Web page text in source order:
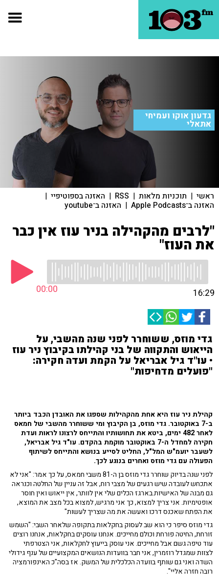
גדעון אוקו ועמיחי
אתאלי
ראשי | תוכניות מלאות |
RSS
| האזנה בספוטיפיי |
האזנה ב־Apple Podcasts | האזנה ב־youtube
"לרבים מהקהילה בניר עוז אין כבר
את העוז"
00:00 16:29
גדי מוזס, ששוחרר לפני שנה מהשבי, על
הייאוש והתקווה של בני קהילתו בקיבוץ ניר עוז
• עו"ד גיל אבריאל על הקמת ועדה חקירה:
"פועלים מדחיפות"
קהילת ניר עוז היא אחת מהקהילות שספגו את האובדן הכבד ביותר
ב-7 באוקטובר. גדי מוזס, בן הקיבוץ ומי ששוחרר מהשבי של חמאס
לאחר 482 ימים, ביטא את תחושותיו והתייחס לרצונו לראות ועדת
חקירה למחדל ה-7 באוקטובר מוקמת בהקדם. עו"ד גיל אבריאל,
לשעבר יועמ"ש המל"ל, החליט לסייע בנושא והתייחס לשיתוף
הפעולה עם גדי מוזס ואחרים בנוגע לכך.
לפני שנה בדיוק שוחרר גדי מוזס בן ה-81 משבי חמאס, על כך אמר: "אני לא
אתכחש לעובדה שיש רגעים של מצבי רוח, אבל זה עניין של החלטה וכנראה
גם מבנה של האישיות.בארגז הכלים שלי אין לוותר, אין ייאוש ואין חוסר
אופטימיות. אני צריך למצוא, כך אני מרגיש, למצוא בכל מצב את המוצא,
את הפתח שאכנס דרכו ואעשה את מה שצריך לעשות"
גדי מוזס סיפר כי הוא שב לעסוק בחקלאות בתקופה שלאחר השבי: "השמש
זורחת, החיטה פורחת וכולם מחייכים. אנחנו עוסקים בחקלאות, אנחנו רוצים
עוד טיפה גשם אבל מחייכים. אני עוסק בייעוץ לחקלאות, אני הצטרפתי
לצוות שמגדל רוזמרין, אני חבר בוועדות הנושאים המקצועיים של ענף גידולי
השדה ואני גם שותף בוועדה הכלכלית של המשק. אז בסה"כ האינפורמציה
רובה חזרה אליי".